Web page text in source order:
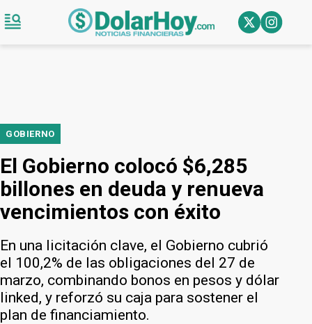
GOBIERNO
El Gobierno colocó $6,285
billones en deuda y renueva
vencimientos con éxito
En una licitación clave, el Gobierno cubrió
el 100,2% de las obligaciones del 27 de
marzo, combinando bonos en pesos y dólar
linked, y reforzó su caja para sostener el
plan de financiamiento.